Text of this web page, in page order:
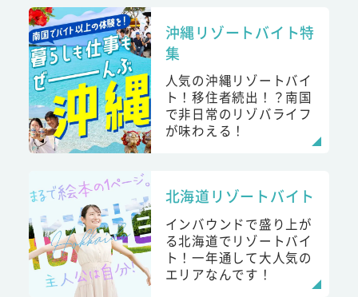
沖縄リゾートバイト特
集
人気の沖縄リゾートバイ
ト！移住者続出！？南国
で非日常のリゾバライフ
が味わえる！
北海道リゾートバイト
インバウンドで盛り上が
る北海道でリゾートバイ
ト！一年通して大人気の
エリアなんです！